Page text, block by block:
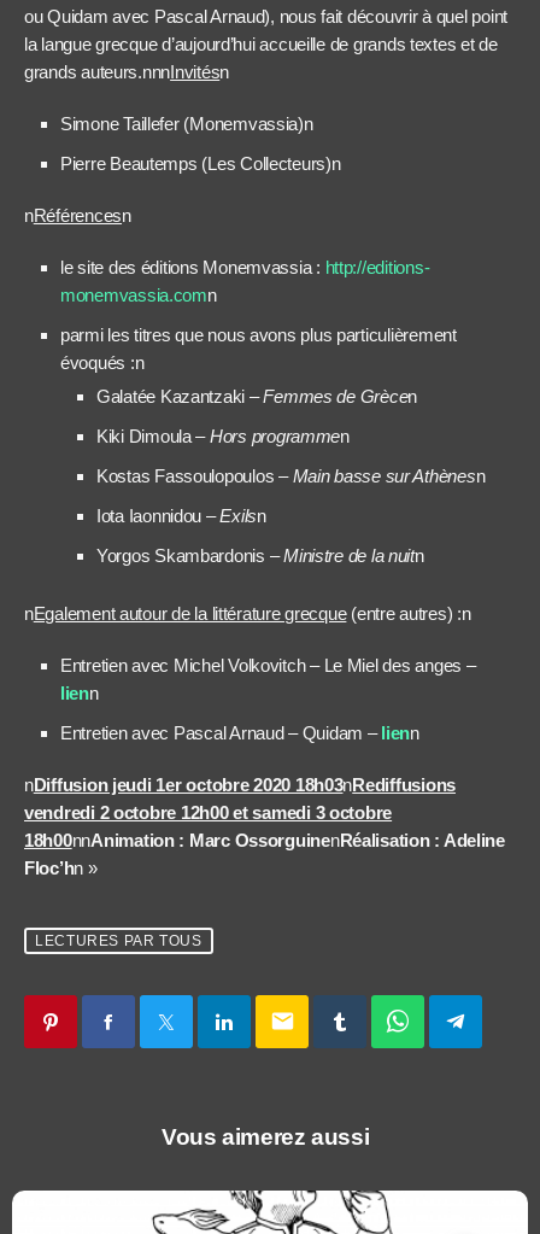
ou Quidam avec Pascal Arnaud), nous fait découvrir à quel point
la langue grecque d’aujourd’hui accueille de grands textes et de
grands auteurs.nnnInvitésn
Simone Taillefer (Monemvassia)n
Pierre Beautemps (Les Collecteurs)n
nRéférencesn
le site des éditions Monemvassia : http://editions-
monemvassia.comn
parmi les titres que nous avons plus particulièrement
évoqués :n
Galatée Kazantzaki –Femmes de Grècen
Kiki Dimoula –Hors programmen
Kostas Fassoulopoulos –Main basse sur Athènesn
Iota Iaonnidou –Exilsn
Yorgos Skambardonis –Ministre de la nuitn
nEgalement autour de la littérature grecque(entre autres) :n
Entretien avec Michel Volkovitch – Le Miel des anges –
lienn
Entretien avec Pascal Arnaud – Quidam –lienn
nDiffusion jeudi 1er octobre 2020 18h03nRediffusions
vendredi 2 octobre 12h00 et samedi 3 octobre
18h00nnAnimation : Marc OssorguinenRéalisation : Adeline
Floc’hn »
LECTURES PAR TOUS
email
Vous aimerez aussi